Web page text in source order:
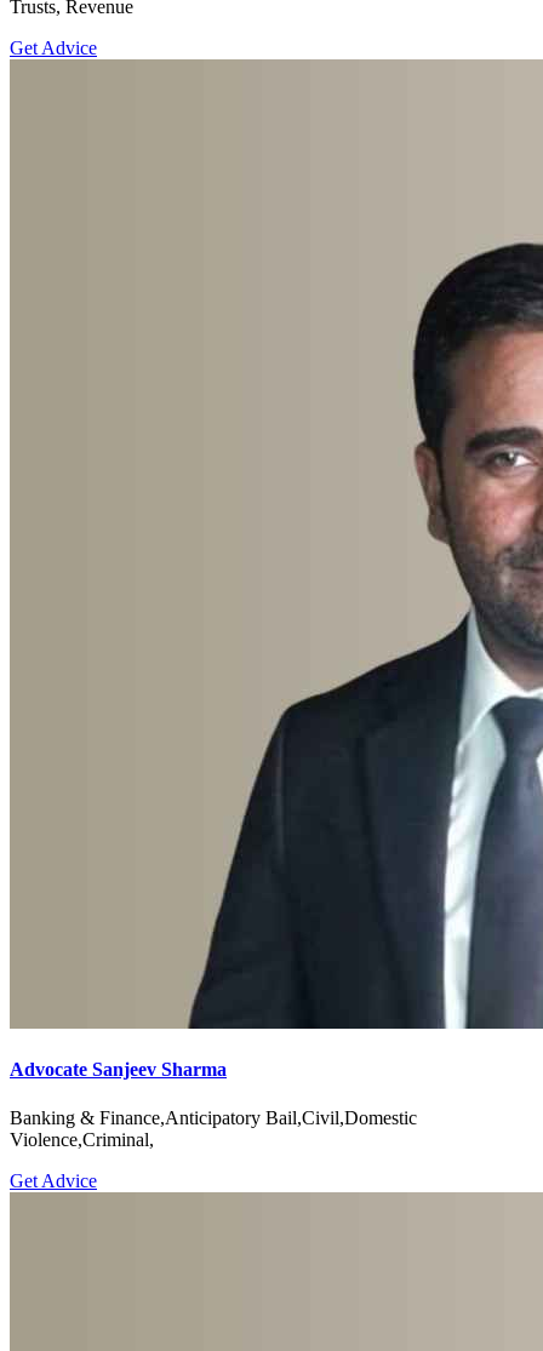
Trusts, Revenue
Get Advice
Advocate Sanjeev Sharma
Banking & Finance,Anticipatory Bail,Civil,Domestic
Violence,Criminal,
Get Advice